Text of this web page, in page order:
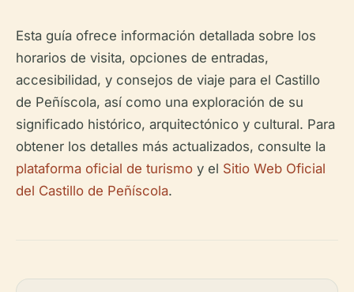
Esta guía ofrece información detallada sobre los
horarios de visita, opciones de entradas,
accesibilidad, y consejos de viaje para el Castillo
de Peñíscola, así como una exploración de su
significado histórico, arquitectónico y cultural. Para
obtener los detalles más actualizados, consulte la
plataforma oficial de turismo y el Sitio Web Oficial
del Castillo de Peñíscola.